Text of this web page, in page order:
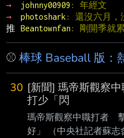
→
johnny00909 : 年經文
→
photoshark : 還沒六月，
推
Beantownfan: 剛開季就累
⚾ 棒球 Baseball 版：
30 [新聞] 瑪帝斯觀察
打少「閃
瑪帝斯觀察中職打者
好」 （中央社記者蘇志